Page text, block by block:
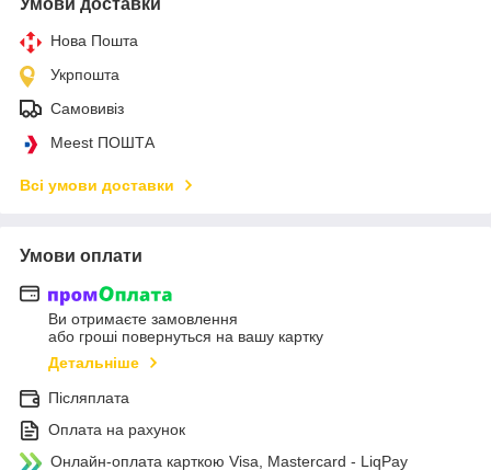
Нова Пошта
Укрпошта
Самовивіз
Meest ПОШТА
Всі умови доставки
Умови оплати
Ви отримаєте замовлення
або гроші повернуться на вашу картку
Детальніше
Післяплата
Оплата на рахунок
Онлайн-оплата карткою Visa, Mastercard - LiqPay